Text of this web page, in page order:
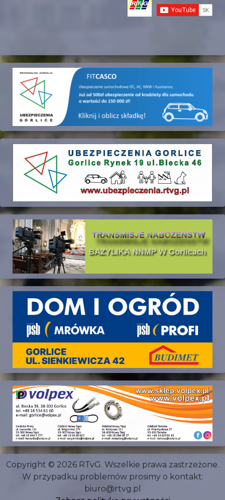
Copyright © 2026 RTvG. Wszelkie prawa zastrzeżone.
W przypadku problemów prosimy o kontakt:
biuro@rtvg.pl